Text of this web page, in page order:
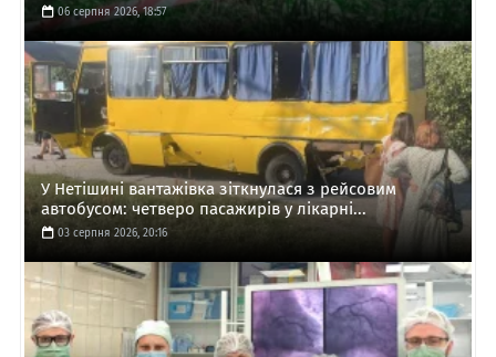
06 серпня 2026, 18:57
У Нетішині вантажівка зіткнулася з рейсовим
автобусом: четверо пасажирів у лікарні...
03 серпня 2026, 20:16